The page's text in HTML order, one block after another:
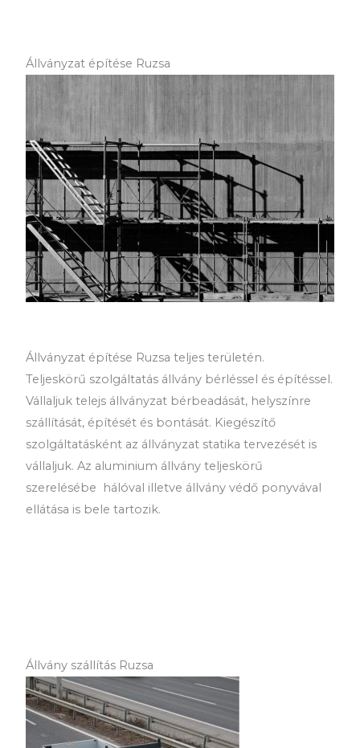
Állványzat építése Ruzsa
Állványzat építése Ruzsa teljes területén.
Teljeskörű szolgáltatás állvány bérléssel és építéssel.
Vállaljuk telejs állványzat bérbeadását, helyszínre
szállítását, építését és bontását. Kiegészítő
szolgáltatásként az állványzat statika tervezését is
vállaljuk. Az aluminium állvány teljeskörű
szerelésébe hálóval illetve állvány védő ponyvával
ellátása is bele tartozik.
Állvány szállítás Ruzsa